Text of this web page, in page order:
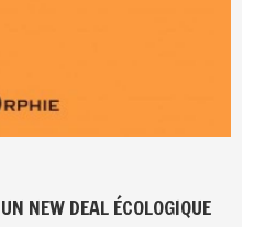
NEW DEAL ÉCOLOGIQUE